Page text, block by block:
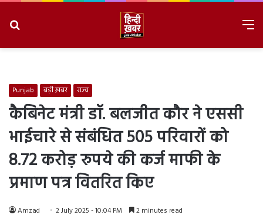
Punjab बड़ी ख़बर राज्य
कैबिनेट मंत्री डॉ. बलजीत कौर ने एससी
भाईचारे से संबंधित 505 परिवारों को
8.72 करोड़ रुपये की कर्ज माफी के
प्रमाण पत्र वितरित किए
Amzad 2 July 2025 - 10:04 PM 2 minutes read